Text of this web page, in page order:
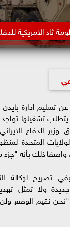
ثاد الامريكية
تسليم ادارة
الدفاع
المتحدة
واصفا ذلك بأنه
تصريح لوكالة
ولا تمثل
نقيم الوضع